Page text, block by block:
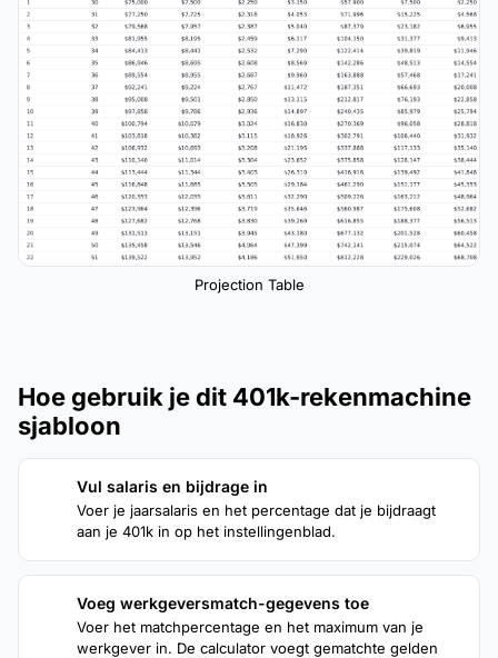
Projection Table
Hoe gebruik je dit 401k-rekenmachine
sjabloon
Vul salaris en bijdrage in
Voer je jaarsalaris en het percentage dat je bijdraagt
aan je 401k in op het instellingenblad.
Voeg werkgeversmatch-gegevens toe
Voer het matchpercentage en het maximum van je
werkgever in. De calculator voegt gematchte gelden